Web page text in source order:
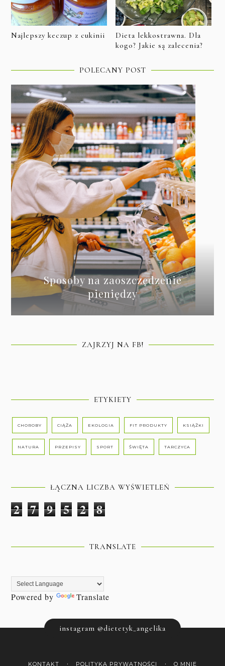
Najlepszy keczup z cukinii
Dieta lekkostrawna. Dla
kogo? Jakie są zalecenia?
POLECANY POST
Sposoby na zaoszczędzenie
pieniędzy
ZAJRZYJ NA FB!
ETYKIETY
CHOROBY CIĄŻA EKOLOGIA FIT PRODUKTY KSIĄŻKI
NATURA PRZEPISY SPORT ŚWIĘTA TARCZYCA
ŁĄCZNA LICZBA WYŚWIETLEŃ
2 7 9 5 2 8
TRANSLATE
Powered by Translate
instagram @dietetyk_angelika
KONTAKT POLITYKA PRYWATNOŚCI O MNIE